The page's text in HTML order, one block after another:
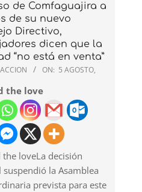
de Comfaguajira a
de su nuevo
Directivo,
dicen que la
“no está en venta”
ON: 5 AGOSTO,
the love
the loveLa decisión
suspendió la Asamblea
prevista para este